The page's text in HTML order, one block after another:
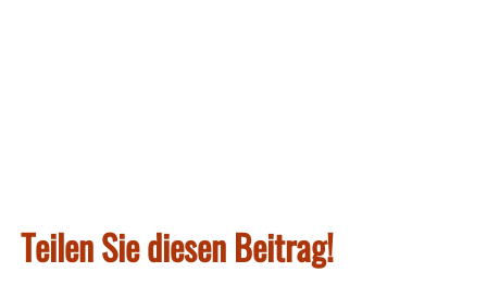
Teilen Sie diesen Beitrag!